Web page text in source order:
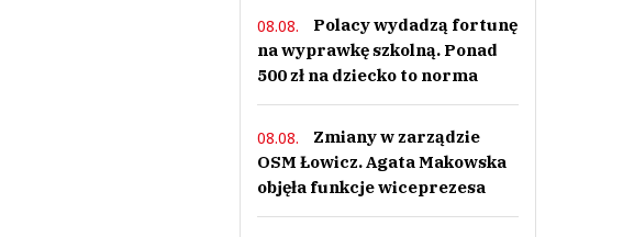
08.08.
Polacy wydadzą fortunę
na wyprawkę szkolną. Ponad
500 zł na dziecko to norma
08.08.
Zmiany w zarządzie
OSM Łowicz. Agata Makowska
objęła funkcje wiceprezesa